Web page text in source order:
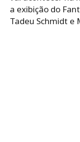
a exibição do
Tadeu Schmidt e